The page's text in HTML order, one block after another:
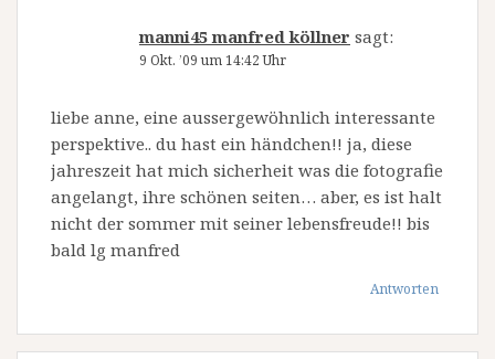
manni45 manfred köllner sagt:
9 Okt. ’09 um 14:42 Uhr
liebe anne, eine aussergewöhnlich interessante
perspektive.. du hast ein händchen!! ja, diese
jahreszeit hat mich sicherheit was die fotografie
angelangt, ihre schönen seiten… aber, es ist halt
nicht der sommer mit seiner lebensfreude!! bis
bald lg manfred
Antworten